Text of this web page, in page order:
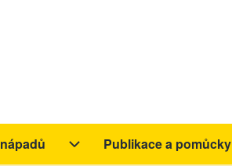
Burza nápadů sub-navigation
Publikace a pomůcky